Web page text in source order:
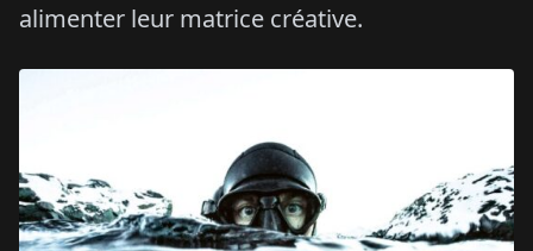
alimenter leur matrice créative.